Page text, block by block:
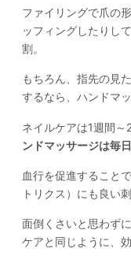
ファイリングで爪の
ッフィングしたりし
割。
もちろん、指先の見
するなら、ハンドマ
ネイルケアは1週間～
ンドマッサージは毎
血行を促進すること
トリクス）にも良い
面倒くさいと思わず
ケアと同じように、